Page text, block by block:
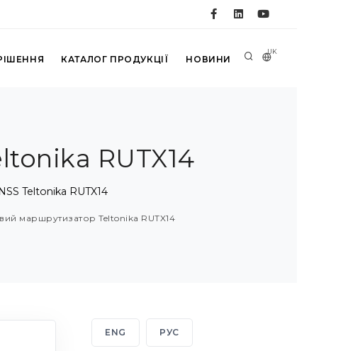
UK
КАТАЛОГ ПРОДУКЦІЇ НОВИНИ
RUTX14
Teltonika RUTX14
маршрутизатор Teltonika RUTX14
ENG РУС